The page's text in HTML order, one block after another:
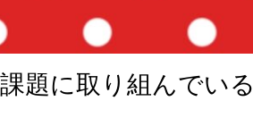
題に取り組んでい